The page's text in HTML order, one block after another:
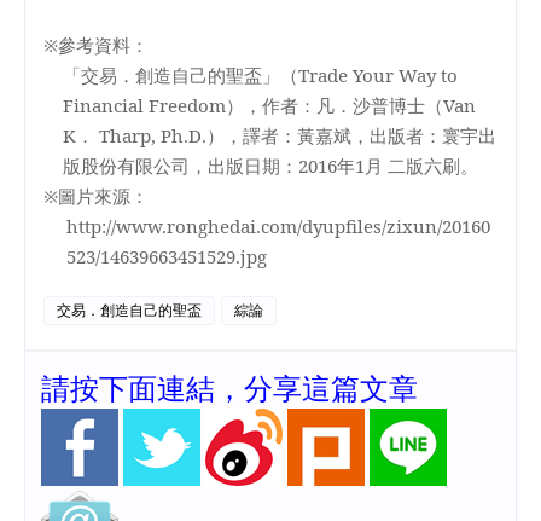
※參考資料：
「交易．創造自己的聖盃」（Trade Your Way to
Financial Freedom），作者：凡． 沙普博士（Van
K ． Tharp, Ph.D.），譯者：黃嘉斌，出版者：寰宇出
版股份有限公司，出版日期： 2016年1 月 二版六刷。
※圖片來源：
http://www.ronghedai.com/dyupfiles/zixun/20160
523/14639663451529.jpg
交易．創造自己的聖盃 綜論
請按下面連結，分享這篇文章